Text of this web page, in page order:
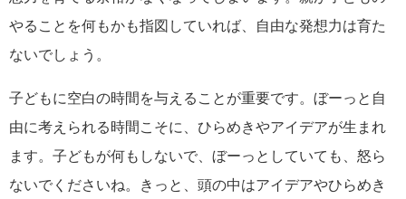
やることを何もかも指図していれば、自由な発想力は育た
ないでしょう。
子どもに空白の時間を与えることが重要です。ぼーっと自
由に考えられる時間こそに、ひらめきやアイデアが生まれ
ます。子どもが何もしないで、ぼーっとしていても、怒ら
ないでくださいね。きっと、頭の中はアイデアやひらめき